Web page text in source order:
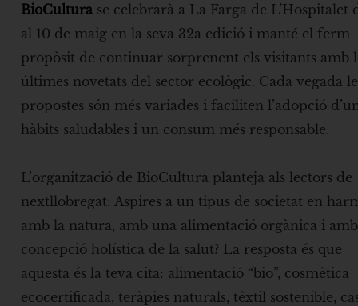
BioCultura se celebrarà a La Farga de L’Hospitalet
al 10 de maig en la seva 32a edició i manté el ferm
propòsit de continuar sorprenent els visitants amb
últimes novetats del sector ecològic. Cada vegada
propostes són més variades i faciliten l’adopció
hàbits saludables i un consum més responsable.
L’organització de BioCultura planteja als lectors de
nextllobregat: Aspires a un tipus de societat en
amb la natura, amb una alimentació orgànica i
concepció holística de la salut? La resposta és que
aquesta és la teva cita: alimentació “bio”, cosmètica
ecocertificada, teràpies naturals, tèxtil sostenible,